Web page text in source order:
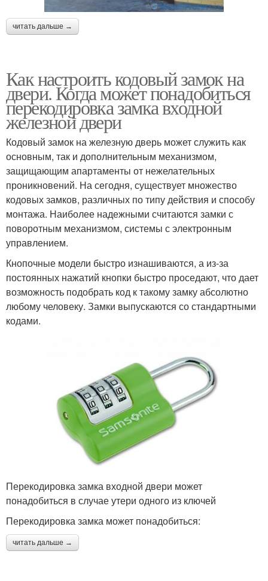
читать дальше →
Как настроить кодовый замок на
двери. Когда может понадобиться
перекодировка замка входной
железной двери
Кодовый замок на железную дверь может служить как
основным, так и дополнительным механизмом,
защищающим апартаменты от нежелательных
проникновений. На сегодня, существует множество
кодовых замков, различных по типу действия и способу
монтажа. Наиболее надежными считаются замки с
поворотным механизмом, системы с электронным
управлением.
Кнопочные модели быстро изнашиваются, а из-за
постоянных нажатий кнопки быстро проседают, что дает
возможность подобрать код к такому замку абсолютно
любому человеку. Замки выпускаются со стандартными
кодами.
Перекодировка замка входной двери может
понадобиться в случае утери одного из ключей
Перекодировка замка может понадобиться:
читать дальше →